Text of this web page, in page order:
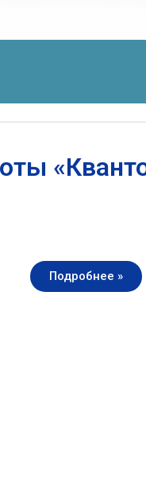
Подробнее »